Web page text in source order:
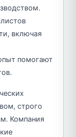
включая
помогают
строго
Компания